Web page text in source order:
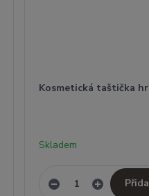
Kosmetická taštička
Skladem